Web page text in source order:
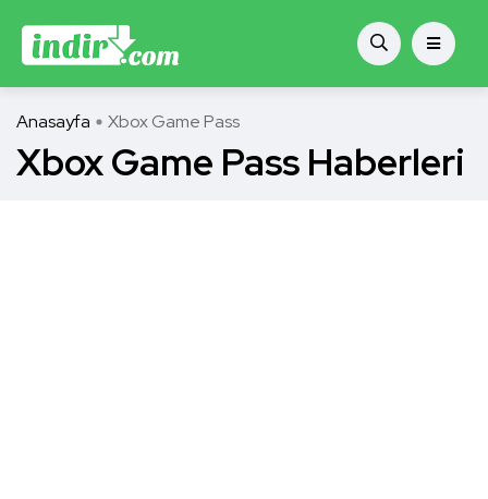
Anasayfa Xbox Game Pass
Xbox Game Pass Haberleri